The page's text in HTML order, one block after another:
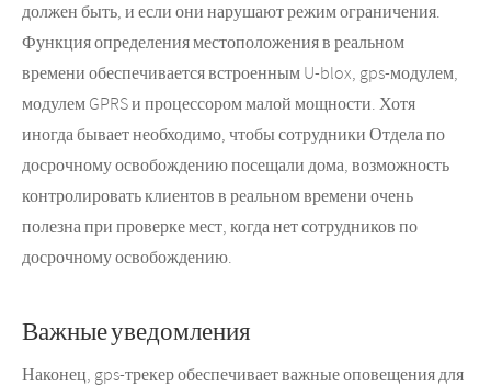
должен быть, и если они нарушают режим ограничения.
Функция определения местоположения в реальном
времени обеспечивается встроенным U-blox, gps-модулем,
модулем GPRS и процессором малой мощности. Хотя
иногда бывает необходимо, чтобы сотрудники Отдела по
досрочному освобождению посещали дома, возможность
контролировать клиентов в реальном времени очень
полезна при проверке мест, когда нет сотрудников по
досрочному освобождению.
Важные уведомления
Наконец, gps-трекер обеспечивает важные оповещения для